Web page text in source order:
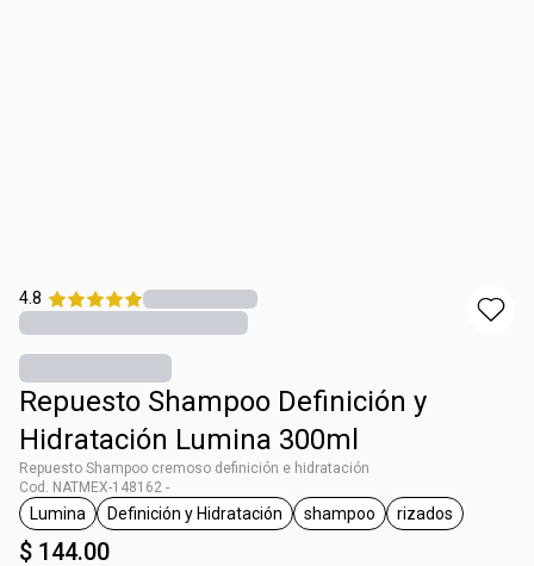
4.8
Repuesto Shampoo Definición y
Hidratación Lumina 300ml
Repuesto Shampoo cremoso definición e hidratación
Cod. NATMEX-148162 -
etiqueta Lumina
Lumina
etiqueta Definición y Hidratación
Definición y Hidratación
etiqueta shampoo
shampoo
etiqueta
rizados
$ 144.00